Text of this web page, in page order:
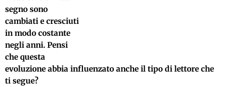
segno sono
cambiati e cresciuti
in modo costante
negli anni. Pensi
che questa
evoluzione abbia influenzato anche il tipo di lettore che
ti segue?